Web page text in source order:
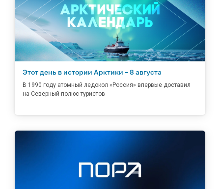
Этот день в истории Арктики – 8 августа
В 1990 году атомный ледокол «Россия» впервые доставил
на Северный полюс туристов